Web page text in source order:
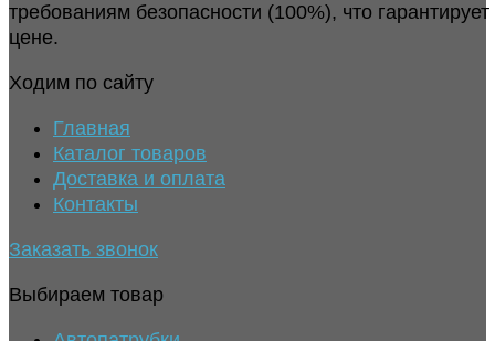
требованиям безопасности (100%), что
цене.
Ходим по сайту
Главная
Каталог товаров
Доставка и оплата
Контакты
Заказать звонок
Выбираем товар